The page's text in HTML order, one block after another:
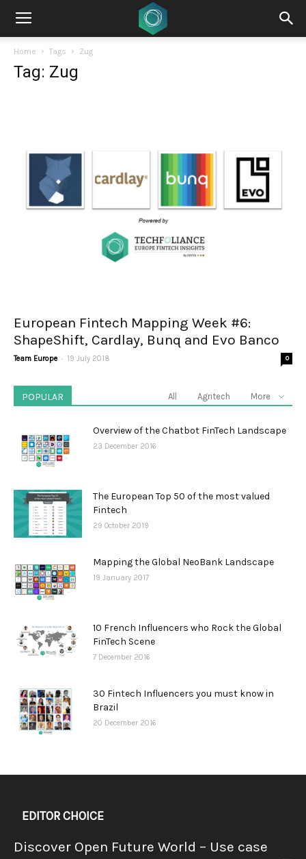
Home Tags Zug
Tag: Zug
European Fintech Mapping Week #6:
ShapeShift, Cardlay, Bunq and Evo Banco
Team Europe - 19 July 2018 0
POPULAR All Agritech More
Overview of the Chatbot FinTech Landscape
23 December 2016
The European Top 50 of the most valued
Fintech
29 October 2019
Mapping the Global NeoBank Landscape
19 January 2017
10 French Influencers who Rock the Global
FinTech Scene
7 December 2016
30 Fintech Influencers you must know in
Brazil
20 December 2016
EDITOR CHOICE
Discover Open Future World – Use case